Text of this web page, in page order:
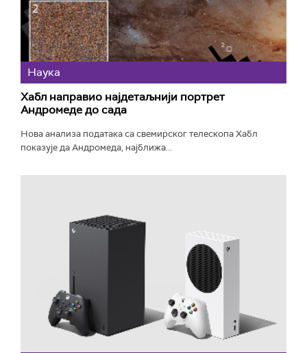
Наука
Хабл направио најдетаљнији портрет
Андромеде до сада
Нова анализа података са свемирског телескопа Хабл
показује да Андромеда, најближа...